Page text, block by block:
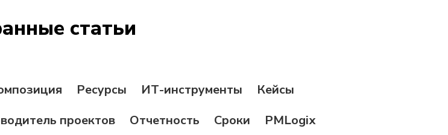
статьи
Ресурсы ИТ-инструменты
Кейсы
проектов Отчетность Сроки
PMLogix